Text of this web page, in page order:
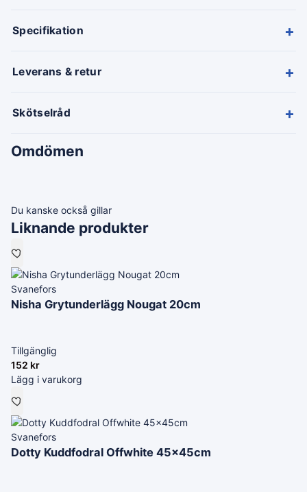
Specifikation +
Leverans & retur +
Skötselråd +
Omdömen
Du kanske också gillar
Liknande produkter
Svanefors
Nisha Grytunderlägg Nougat 20cm
Tillgänglig
152 kr
Lägg i varukorg
Svanefors
Dotty Kuddfodral Offwhite 45x45cm